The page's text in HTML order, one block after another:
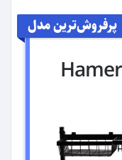
پرفروش‌ترین مدل